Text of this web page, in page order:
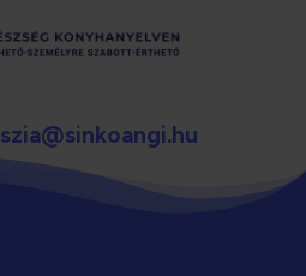
szia@sinkoangi.hu